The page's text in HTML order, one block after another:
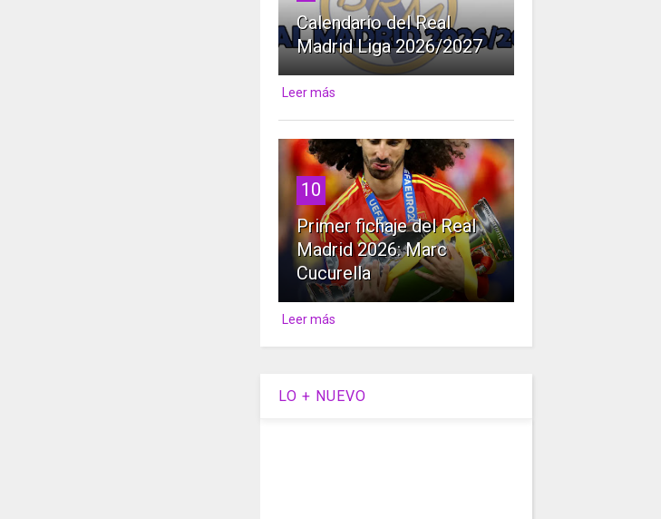
Calendario del Real
Madrid Liga 2026/2027
Leer más
10
Primer fichaje del Real
Madrid 2026: Marc
Cucurella
Leer más
LO + NUEVO